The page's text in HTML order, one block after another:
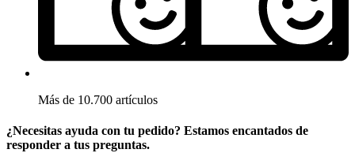
Más de 10.700 artículos
¿Necesitas ayuda con tu pedido? Estamos encantados de
responder a tus preguntas.